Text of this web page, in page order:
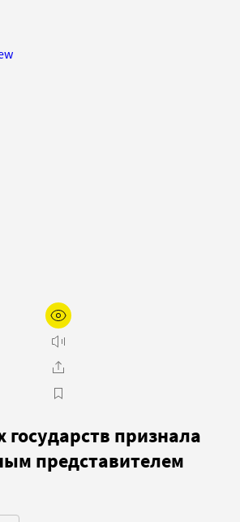
государств признала
представителем